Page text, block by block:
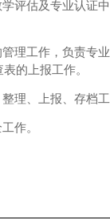
评估及专业认证
理工作，负责专
的上报工作。
理、上报、存档
作。